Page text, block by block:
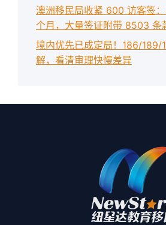
澳洲移民局收紧 600 访客签
个月，大量签证附带 8503 条
境内优先已成定局！186/189/
解，看清审理快慢差异